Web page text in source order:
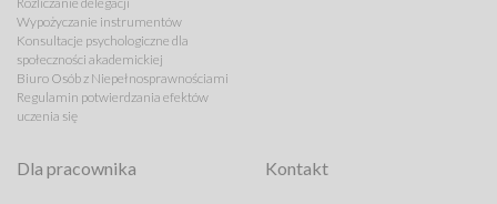
Wypożyczanie instrumentów
Konsultacje psychologiczne dla
społeczności akademickiej
Biuro Osób z Niepełnosprawnościami
Regulamin potwierdzania efektów
uczenia się
Dla pracownika Kontakt